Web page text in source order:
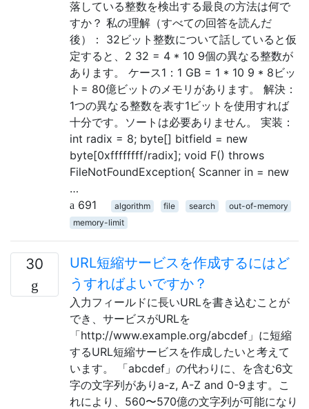
落している整数を検出する最良の方法は何で
すか？ 私の理解（すべての回答を読んだ
後）： 32ビット整数について話していると仮
定すると、2 32 = 4 * 10 9個の異なる整数が
あります。 ケース1：1 GB = 1 * 10 9 * 8ビッ
ト= 80億ビットのメモリがあります。 解決：
1つの異なる整数を表す1ビットを使用すれば
十分です。ソートは必要ありません。 実装：
int radix = 8; byte[] bitfield = new
byte[0xffffffff/radix]; void F() throws
FileNotFoundException{ Scanner in = new
…
691
algorithm file search
out-of-memory
memory-limit
30
URL短縮サービスを作成するにはど
うすればよいですか？
入力フィールドに長いURLを書き込むことが
でき、サービスがURLを
「http://www.example.org/abcdef」に短縮
するURL短縮サービスを作成したいと考えて
います。 「abcdef」の代わりに、を含む6文
字の文字列がありa-z, A-Z and 0-9ます。こ
れにより、560〜570億の文字列が可能になり